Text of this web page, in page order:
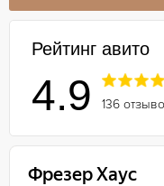
Рейтинг авито
4.9 136